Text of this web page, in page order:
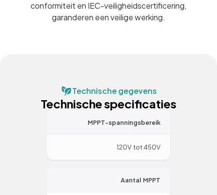
conformiteit en IEC-veiligheidscertificering,
garanderen een veilige werking.
Technische gegevens
Technische specificaties
MPPT-spanningsbereik
120V tot 450V
Aantal MPPT